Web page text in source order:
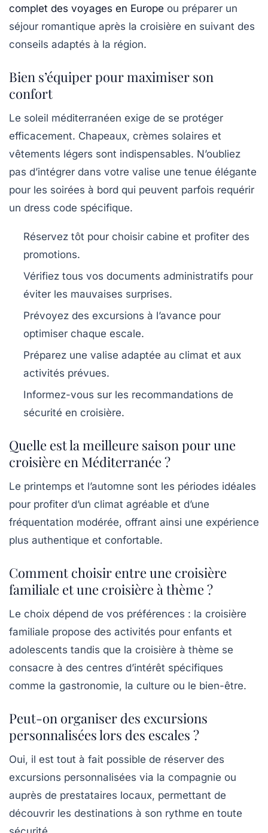
complet des voyages en Europe ou préparer un
séjour romantique après la croisière en suivant des
conseils adaptés à la région.
Bien s’équiper pour maximiser son
confort
Le soleil méditerranéen exige de se protéger
efficacement. Chapeaux, crèmes solaires et
vêtements légers sont indispensables. N’oubliez
pas d’intégrer dans votre valise une tenue élégante
pour les soirées à bord qui peuvent parfois requérir
un dress code spécifique.
Réservez tôt pour choisir cabine et profiter des
promotions.
Vérifiez tous vos documents administratifs pour
éviter les mauvaises surprises.
Prévoyez des excursions à l’avance pour
optimiser chaque escale.
Préparez une valise adaptée au climat et aux
activités prévues.
Informez-vous sur les recommandations de
sécurité en croisière.
Quelle est la meilleure saison pour une
croisière en Méditerranée ?
Le printemps et l’automne sont les périodes idéales
pour profiter d’un climat agréable et d’une
fréquentation modérée, offrant ainsi une expérience
plus authentique et confortable.
Comment choisir entre une croisière
familiale et une croisière à thème ?
Le choix dépend de vos préférences : la croisière
familiale propose des activités pour enfants et
adolescents tandis que la croisière à thème se
consacre à des centres d’intérêt spécifiques
comme la gastronomie, la culture ou le bien-être.
Peut-on organiser des excursions
personnalisées lors des escales ?
Oui, il est tout à fait possible de réserver des
excursions personnalisées via la compagnie ou
auprès de prestataires locaux, permettant de
découvrir les destinations à son rythme en toute